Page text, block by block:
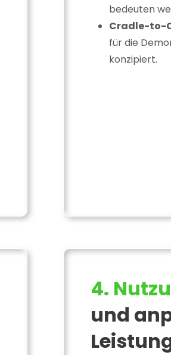
bedeuten
Cradle-to-
für die
konzipiert.
4.
und